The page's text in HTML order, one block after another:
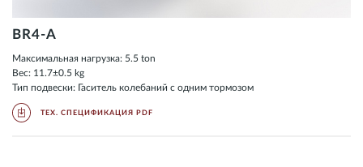
BR4-A
Максимальная нагрузка: 5.5 ton
Вес: 11.7±0.5 kg
Тип подвески: Гаситель колебаний с одним тормозом
ТЕХ. СПЕЦИФИКАЦИЯ PDF